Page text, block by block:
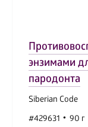
энзимами
пародонта
Siberian Code
#429631
90 г